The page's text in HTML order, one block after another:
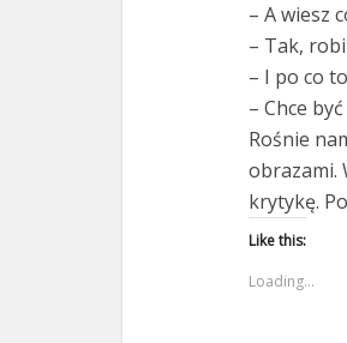
– A wiesz
– Tak,
– I po co
– Chce
Rośnie
obrazami.
krytykę.
Like this:
Loading...